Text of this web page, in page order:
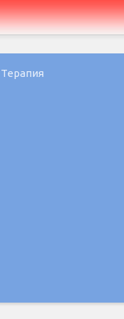
Терапия